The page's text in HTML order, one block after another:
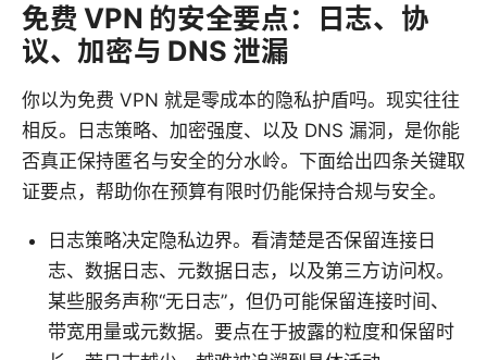
免费 VPN 的安全要点：日志、协
议、加密与 DNS 泄漏
你以为免费 VPN 就是零成本的隐私护盾吗。现实往往
相反。日志策略、加密强度、以及 DNS 漏洞，是你能
否真正保持匿名与安全的分水岭。下面给出四条关键取
证要点，帮助你在预算有限时仍能保持合规与安全。
日志策略决定隐私边界。看清楚是否保留连接日
志、数据日志、元数据日志，以及第三方访问权。
某些服务声称“无日志”，但仍可能保留连接时间、
带宽用量或元数据。要点在于披露的粒度和保留时